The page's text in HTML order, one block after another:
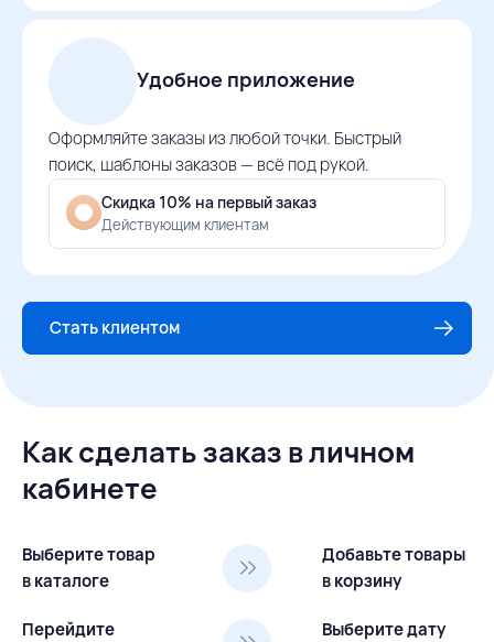
Удобное приложение
Оформляйте заказы из любой точки. Быстрый
поиск, шаблоны заказов — всё под рукой.
Скидка 10% на первый заказ
Действующим клиентам
Стать клиентом
Как сделать заказ в личном
кабинете
Выберите товар
в каталоге
Добавьте товары
в корзину
Перейдите
Выберите дату